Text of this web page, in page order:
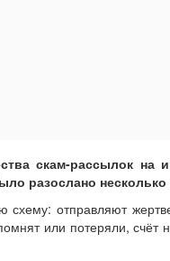
скам-рассылок на
разослано несколько
схему: отправляют
или потеряли, счёт